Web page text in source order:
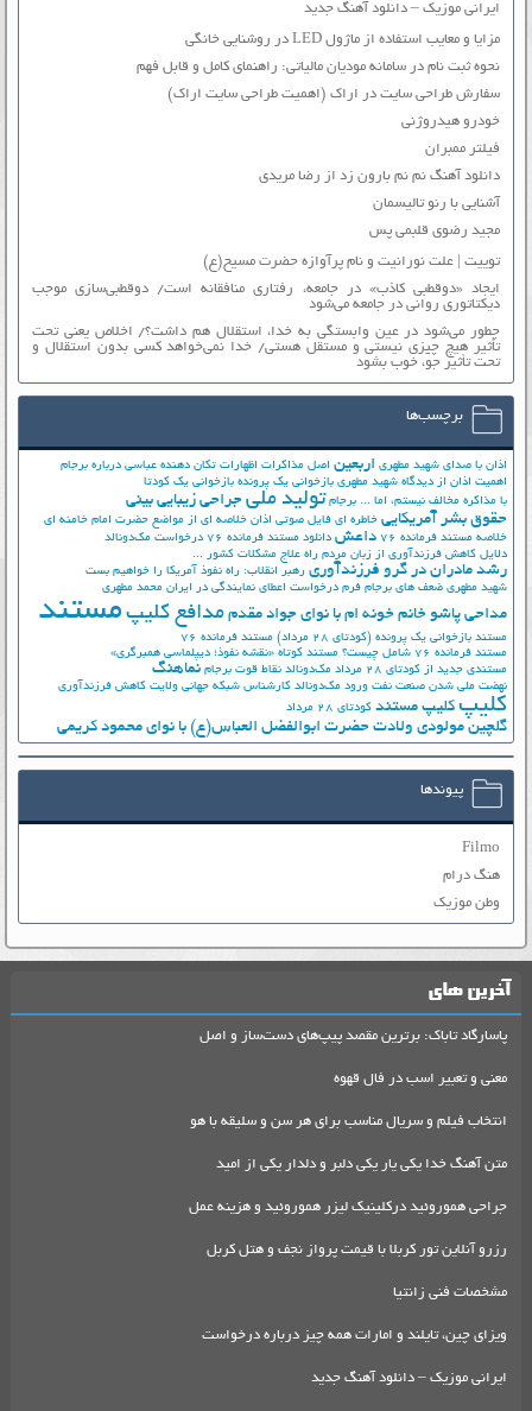
ایرانی موزیک – دانلود آهنگ جدید
مزایا و معایب استفاده از ماژول LED در روشنایی خانگی
نحوه ثبت نام در سامانه مودیان مالیاتی: راهنمای کامل و قابل فهم
سفارش طراحی سایت در اراک (اهمیت طراحی سایت اراک)
خودرو هیدروژنی
فیلتر ممبران
دانلود آهنگ نم نم بارون زد از رضا مریدی
آشنایی با رنو تالیسمان
مجید رضوی قلبمی پس
توییت | علت نورانیت و نام پرآوازه حضرت مسیح(ع)
ایجاد «دوقطبی کاذب» در جامعه، رفتاری منافقانه است/ دوقطبی‌سازی موجب
دیکتاتوری روانی در جامعه می‌شود
چطور می‌شود در عین وابستگی به خدا، استقلال هم داشت؟/ اخلاص یعنی تحت
تأثیر هیچ چیزی نیستی و مستقل هستی/ خدا نمی‌خواهد کسی بدون استقلال و
تحت تأثیر جوّ، خوب بشود
برچسب‌ها
اذان با صدای شهید مطهری اربعین اصل مذاکرات اظهارات تکان دهنده عباسی درباره برجام
اهمیت اذان از دیدگاه شهید مطهری بازخوانی یک پرونده بازخوانی یک کودتا
با مذاکره مخالف نیستم، اما ... برجام تولید ملی جراحی زیبایی بینی
حقوق بشر آمریکایی خاطره ای فایل صوتی اذان خلاصه ای از مواضع حضرت امام خامنه ای
خلاصه مستند فرمانده 76
داعش دانلود مستند فرمانده 76
درخواست مک‌دونالد
دلایل کاهش فرزندآوری از زبان مردم راه علاج مشکلات کشور ...
رشد مادران در گرو فرزندآوری رهبر انقلاب: راه نفوذ آمریکا را خواهیم بست
شهید مطهری ضعف های برجام فرم درخواست اعطای نمایندگی در ایران محمد مطهری
مداحی پاشو خانم خونه ام با نوای جواد مقدم مدافع کلیپ مستند
مستند بازخوانی یک پرونده (کودتای 28 مرداد)
مستند فرمانده 76
مستند فرمانده 76 شامل چیست؟
مستند کوتاه «نقشه نفوذ؛ دیپلماسی همبرگری»
مستندی جدید از کودتای 28 مرداد
مک‌دونالد نقاط قوت برجام نماهنگ
نهضت ملي شدن صنعت نفت ورود مک‌دونالد کارشناس شبکه جهانی ولایت کاهش فرزندآوری
کلیپ کلیپ مستند کودتای 28 مرداد
گلچین مولودی ولادت حضرت ابوالفضل العباس(ع) با نوای محمود کریمی
پیوندها
Filmo
هنگ درام
وطن موزیک
آخرین های
پاسارگاد تاباک: برترین مقصد پیپ‌های دست‌ساز و اصل
معنی و تعبیر اسب در فال قهوه
انتخاب فیلم و سریال مناسب برای هر سن و سلیقه با هو
متن آهنگ خدا یکی یار یکی دلبر و دلدار یکی از امید
جراحی هموروئید درکلینیک لیزر هموروئید و هزینه عمل
رزرو آنلاین تور کربلا با قیمت پرواز نجف و هتل کربل
مشخصات فنی زانتیا
ویزای چین، تایلند و امارات همه چیز درباره درخواست
ایرانی موزیک – دانلود آهنگ جدید